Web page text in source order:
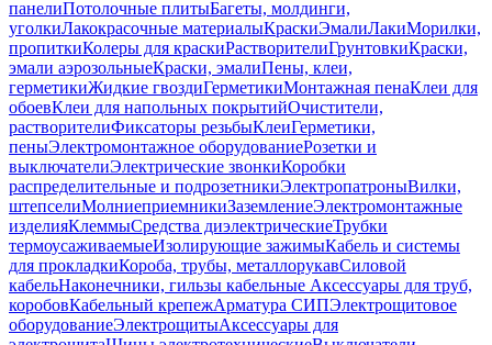
панелиПотолочные плитыБагеты, молдинги,
уголкиЛакокрасочные материалыКраскиЭмалиЛакиМорилки,
пропиткиКолеры для краскиРастворителиГрунтовкиКраски,
эмали аэрозольныеКраски, эмалиПены, клеи,
герметикиЖидкие гвоздиГерметикиМонтажная пенаКлеи для
обоевКлеи для напольных покрытийОчистители,
растворителиФиксаторы резьбыКлеиГерметики,
пеныЭлектромонтажное оборудованиеРозетки и
выключателиЭлектрические звонкиКоробки
распределительные и подрозетникиЭлектропатроныВилки,
штепселиМолниеприемникиЗаземлениеЭлектромонтажные
изделияКлеммыСредства диэлектрическиеТрубки
термоусаживаемыеИзолирующие зажимыКабель и системы
для прокладкиКороба, трубы, металлорукавСиловой
кабельНаконечники, гильзы кабельные Аксессуары для труб,
коробовКабельный крепежАрматура СИПЭлектрощитовое
оборудованиеЭлектрощитыАксессуары для